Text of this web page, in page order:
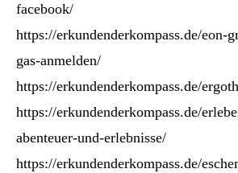
facebook/
https://erkundenderkompass.de/eon-
gas-anmelden/
https://erkundenderkompass.de/
https://erkundenderkompass.de/
abenteuer-und-erlebnisse/
https://erkundenderkompass.de/